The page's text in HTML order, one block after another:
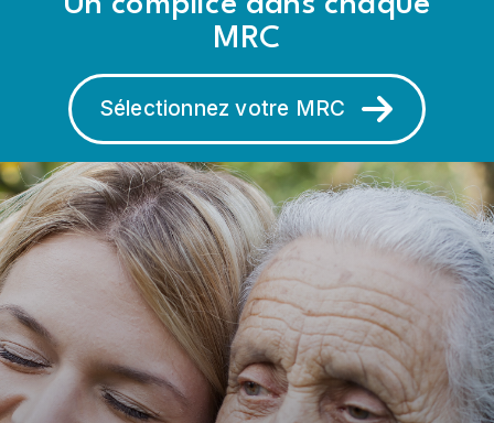
MRC
Sélectionnez votre MRC